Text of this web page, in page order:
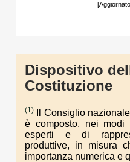
Dispositivo
Costituzione
(1)
Il Consiglio
è composto, nei
esperti e di
produttive, in misura
importanza numerica e